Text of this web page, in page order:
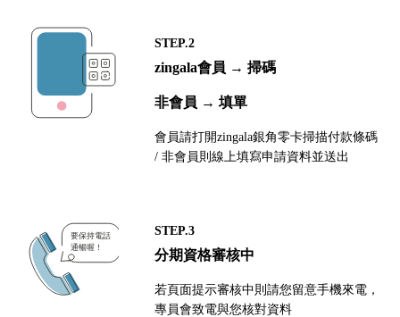
STEP.2
zingala會員 → 掃碼
非會員 → 填單
會員請打開zingala銀角零卡掃描付款條碼
/ 非會員則線上填寫申請資料並送出
STEP.3
分期資格審核中
若頁面提示審核中則請您留意手機來電，
專員會致電與您核對資料